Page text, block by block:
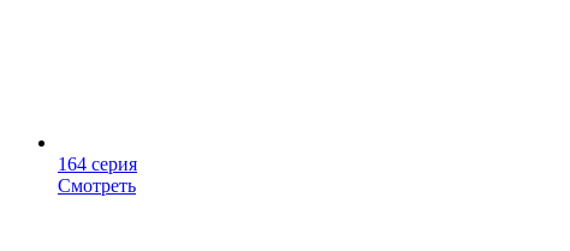
164 серия
Смотреть